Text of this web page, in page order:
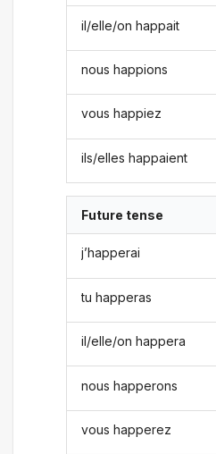
il/elle/on happait
nous happions
vous happiez
ils/elles happaient
Future tense
j’happerai
tu happeras
il/elle/on happera
nous happerons
vous happerez